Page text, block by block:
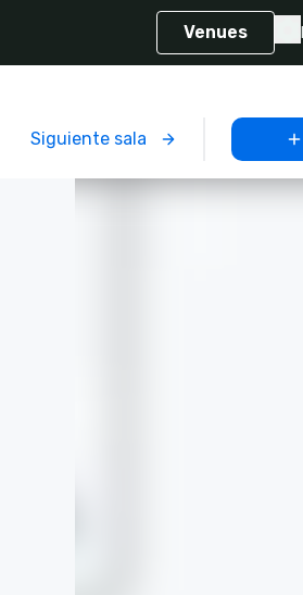
Venues
Siguiente sala